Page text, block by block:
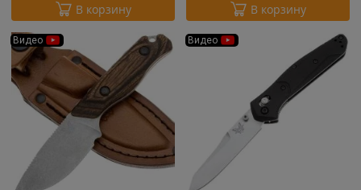
В корзину В корзину
Видео Видео